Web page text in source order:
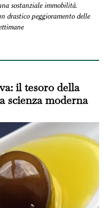
sostanziale immobilità.
drastico peggioramento delle
il tesoro della
scienza moderna